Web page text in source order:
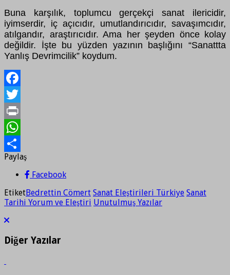
Buna karşılık, toplumcu gerçekçi sanat ilericidir,
iyimserdir, iç açıcıdır, umutlandırıcıdır, savaşımcıdır,
atılgandır, araştırıcıdır. Ama her şeyden önce kolay
değildir. İşte bu yüzden yazının başlığını “Sanattta
Yanlış Devrimcilik” koydum.
Facebook
Twitter
Print
WhatsApp
Paylaş
Paylaş
Facebook
EtiketBedrettin Cömert Sanat Eleştirileri Türkiye Sanat
Tarihi Yorum ve Eleştiri Unutulmuş Yazılar
Diğer Yazılar